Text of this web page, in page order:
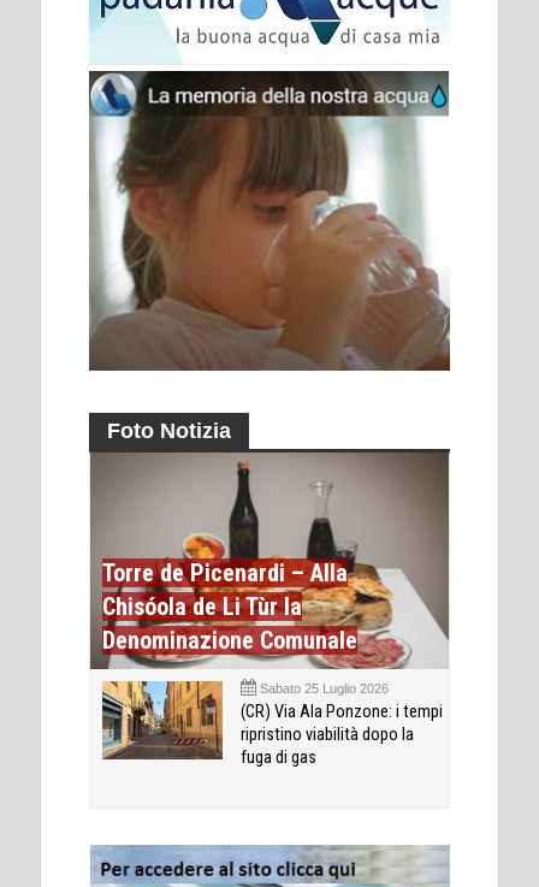
Foto Notizia
Torre de Picenardi – Alla
Chisóola de Li Tùr la
Denominazione Comunale
Sabato 25 Luglio 2026
(CR) Via Ala Ponzone: i tempi
ripristino viabilità dopo la
fuga di gas